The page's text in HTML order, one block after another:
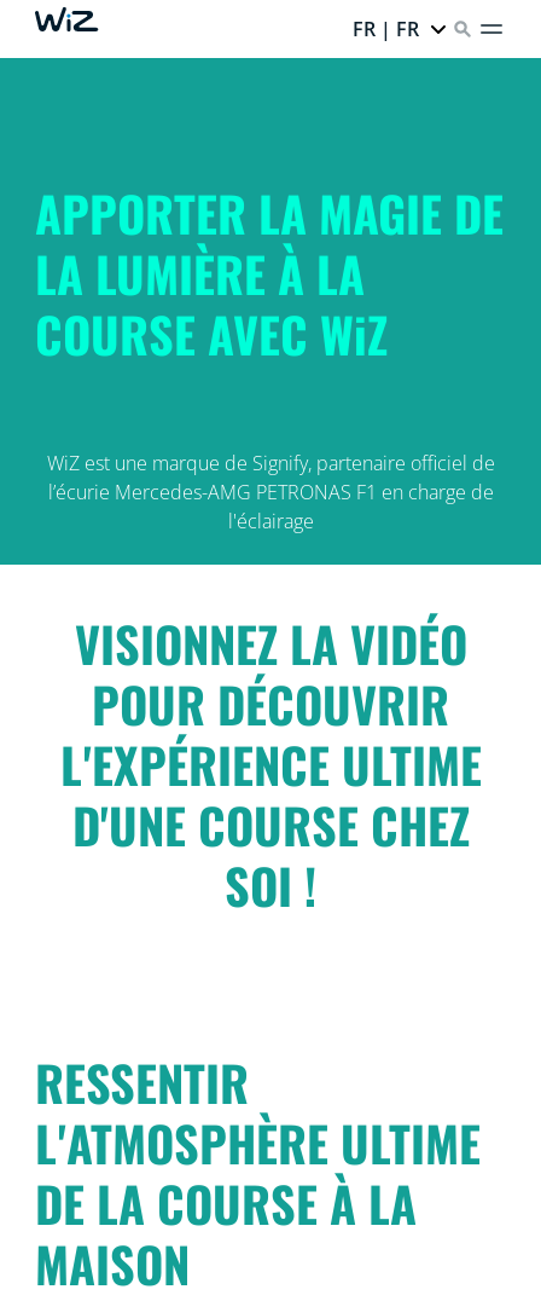
FR | FR
APPORTER LA MAGIE DE
LA LUMIÈRE À LA
COURSE AVEC WiZ
WiZ est une marque de Signify, partenaire officiel de
l’écurie Mercedes-AMG PETRONAS F1 en charge de
l'éclairage
VISIONNEZ LA VIDÉO
POUR DÉCOUVRIR
L'EXPÉRIENCE ULTIME
D'UNE COURSE CHEZ
SOI !
RESSENTIR
L'ATMOSPHÈRE ULTIME
DE LA COURSE À LA
MAISON